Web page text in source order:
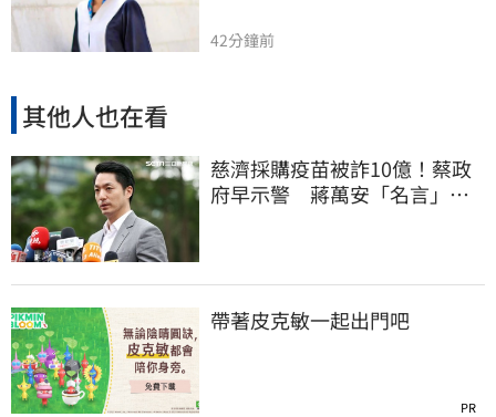
42分鐘前
其他人也在看
慈濟採購疫苗被詐10億！蔡政
府早示警 蔣萬安「名言」翻
帶著皮克敏一起出門吧
PR